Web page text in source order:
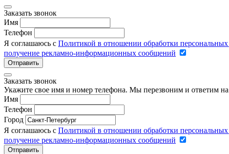
Заказать звонок
Имя
Телефон
Я соглашаюсь с Политикой в отношении обработки
получение рекламно-информационных сообщений
Отправить
Заказать звонок
Укажите свое имя и номер телефона. Мы перезвоним и ответим
Имя
Телефон
Город
Я соглашаюсь с Политикой в отношении обработки
получение рекламно-информационных сообщений
Отправить